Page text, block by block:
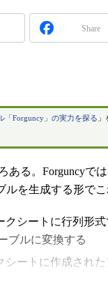
Share
「Forguncy」の実力を探る
る。Forguncyで
を生成する形で
クシートに行列形
ブルに変換する
シートに作成され